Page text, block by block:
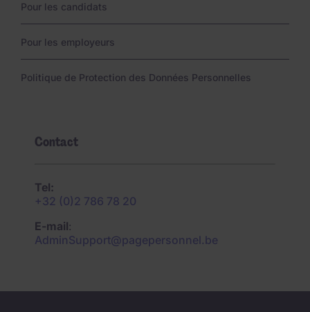
Pour les candidats
Pour les employeurs
Politique de Protection des Données Personnelles
Contact
Tel:
+32 (0)2 786 78 20
E-mail:
AdminSupport@pagepersonnel.be